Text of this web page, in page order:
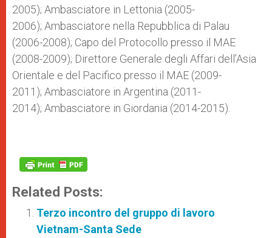
2005); Ambasciatore in Lettonia (2005-
2006); Ambasciatore nella Repubblica di Palau
(2006-2008); Capo del Protocollo presso il MAE
(2008-2009); Direttore Generale degli Affari dell’Asia
Orientale e del Pacifico presso il MAE (2009-
2011); Ambasciatore in Argentina (2011-
2014); Ambasciatore in Giordania (2014-2015).
Related Posts:
Terzo incontro del gruppo di lavoro
Vietnam-Santa Sede